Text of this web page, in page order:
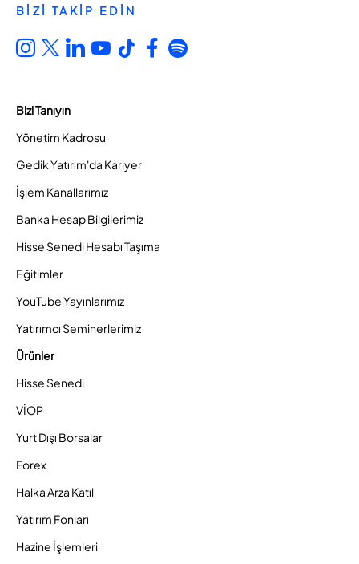
BİZİ TAKİP EDİN
Bizi Tanıyın
Yönetim Kadrosu
Gedik Yatırım'da Kariyer
İşlem Kanallarımız
Banka Hesap Bilgilerimiz
Hisse Senedi Hesabı Taşıma
Eğitimler
YouTube Yayınlarımız
Yatırımcı Seminerlerimiz
Ürünler
Hisse Senedi
VİOP
Yurt Dışı Borsalar
Forex
Halka Arza Katıl
Yatırım Fonları
Hazine İşlemleri